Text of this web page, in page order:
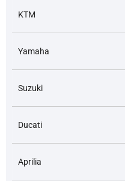
KTM
Yamaha
Suzuki
Ducati
Aprilia